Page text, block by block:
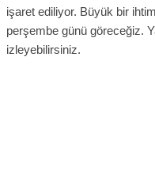
işaret ediliyor. Büyük bir
perşembe günü göreceğiz.
izleyebilirsiniz.